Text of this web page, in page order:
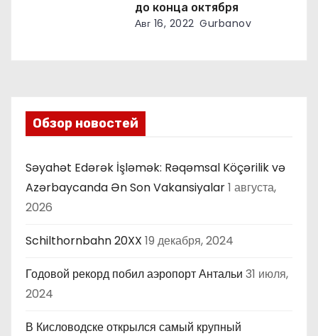
до конца октября
Авг 16, 2022 Gurbanov
Обзор новостей
Səyahət Edərək İşləmək: Rəqəmsal Köçərilik və
Azərbaycanda Ən Son Vakansiyalar1 августа,
2026
Schilthornbahn 20XX 19 декабря, 2024
Годовой рекорд побил аэропорт Антальи 31 июля,
2024
В Кисловодске открылся самый крупный